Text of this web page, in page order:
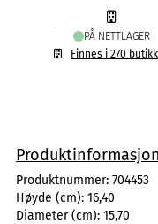
PÅ NETTLAGER
Finnes i 270
Produktinformasjon
Produktnummer: 704453
Høyde (cm): 16,40
Diameter (cm): 15,70